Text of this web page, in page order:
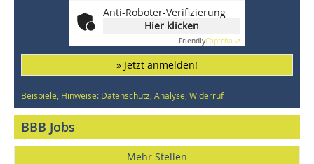
Anti-Roboter-Verifizierung
Hier klicken
FriendlyCaptcha ⇗
» Jetzt anmelden!
Beispiele, Hinweise: Datenschutz, Analyse, Widerruf
BBB Jobs
Mehr Stellen